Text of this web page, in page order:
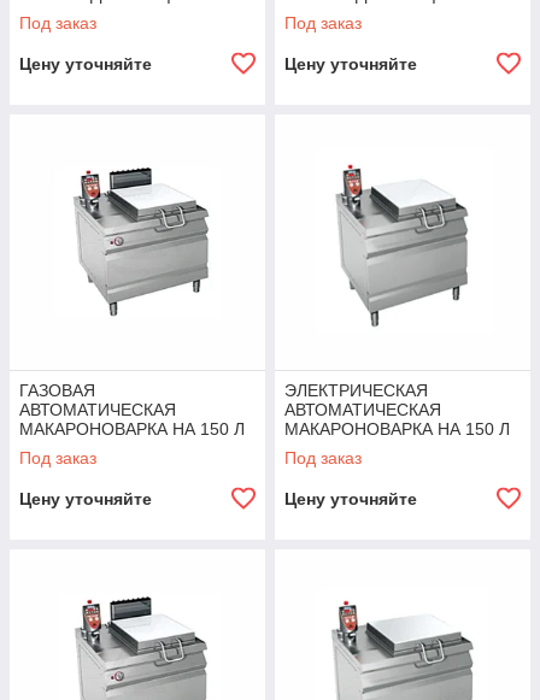
СКОВОРОДА 2Х1/1 GN
ANGELOPO
Под заказ
Цену уточняйте
СКОВОРОДА 3Х1/1 GN
ANGELOPO
Под заказ
Цену уточняйте
ГАЗОВАЯ
АВТОМАТИЧЕСКАЯ
МАКАРОНОВАРКА НА 150 Л
ANGELOPO
Под заказ
Цену уточняйте
ЭЛЕКТРИЧЕСКАЯ
АВТОМАТИЧЕСКАЯ
МАКАРОНОВАРКА НА 150 Л
ANGELOPO
Под заказ
Цену уточняйте